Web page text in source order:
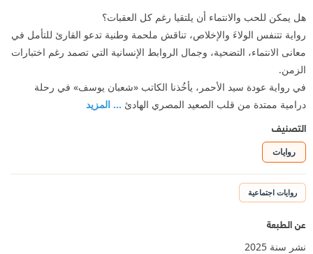
هل يمكن للحب والانتماء أن يلتقيا رغم كل العقبات؟
رواية تتنفس الولاءَ والإخلاص، تناقش ملحمة وطنية تدعو القارئ للتأمل في
معانى الانتماء، التضحية، وجمال الروابط الإنسانية التي تصمد رغم اختبارات
الزمن.
في رواية عودة سيد الأحمر، يأخُذنا الكاتب «شعبان يوسف» في رحلة
درامية ممتدة من قلب الصعيد المصري الهادئ ... المزيد
التصنيف
روايات
روايات اجتماعية
عن الطبعة
نشر سنة 2025